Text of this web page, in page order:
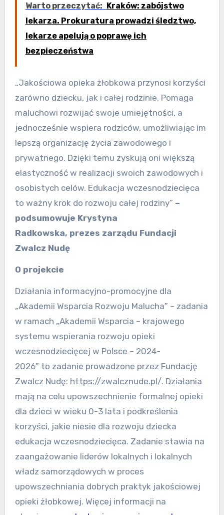
Warto przeczytać: Kraków: zabójstwo
lekarza. Prokuratura prowadzi śledztwo,
lekarze apelują o poprawę ich
bezpieczeństwa
„Jakościowa opieka żłobkowa przynosi korzyści
zarówno dziecku, jak i całej rodzinie. Pomaga
maluchowi rozwijać swoje umiejętności, a
jednocześnie wspiera rodziców, umożliwiając im
lepszą organizację życia zawodowego i
prywatnego. Dzięki temu zyskują oni większą
elastyczność w realizacji swoich zawodowych i
osobistych celów. Edukacja wczesnodziecięca
to ważny krok do rozwoju całej rodziny” –
podsumowuje Krystyna
Radkowska, prezes zarządu Fundacji
Zwalcz Nudę
O projekcie
Działania informacyjno-promocyjne dla
„Akademii Wsparcia Rozwoju Malucha” – zadania
w ramach „Akademii Wsparcia – krajowego
systemu wspierania rozwoju opieki
wczesnodziecięcej w Polsce – 2024-
2026” to zadanie prowadzone przez Fundację
Zwalcz Nudę: https://zwalcznude.pl/. Działania
mają na celu upowszechnienie formalnej opieki
dla dzieci w wieku 0-3 lata i podkreślenia
korzyści, jakie niesie dla rozwoju dziecka
edukacja wczesnodziecięca. Zadanie stawia na
zaangażowanie liderów lokalnych i lokalnych
władz samorządowych w proces
upowszechniania dobrych praktyk jakościowej
opieki żłobkowej. Więcej informacji na